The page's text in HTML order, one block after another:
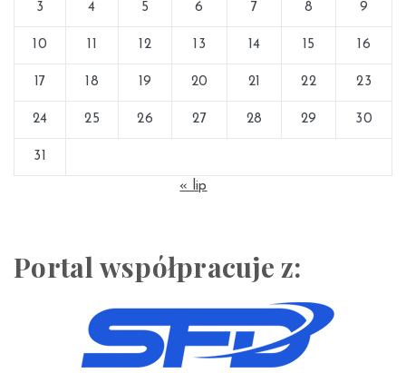
3 4 5 6 7 8 9
10 11 12 13 14 15 16
17 18 19 20 21 22 23
24 25 26 27 28 29 30
31
« lip
Portal współpracuje z: